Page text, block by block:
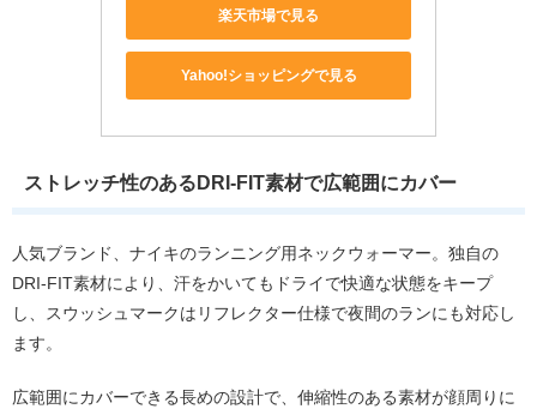
楽天市場で見る
Yahoo!ショッピングで見る
ストレッチ性のあるDRI-FIT素材で広範囲にカバー
人気ブランド、ナイキのランニング用ネックウォーマー。独自の
DRI-FIT素材により、汗をかいてもドライで快適な状態をキープ
し、スウッシュマークはリフレクター仕様で夜間のランにも対応し
ます。
広範囲にカバーできる長めの設計で、伸縮性のある素材が顔周りに